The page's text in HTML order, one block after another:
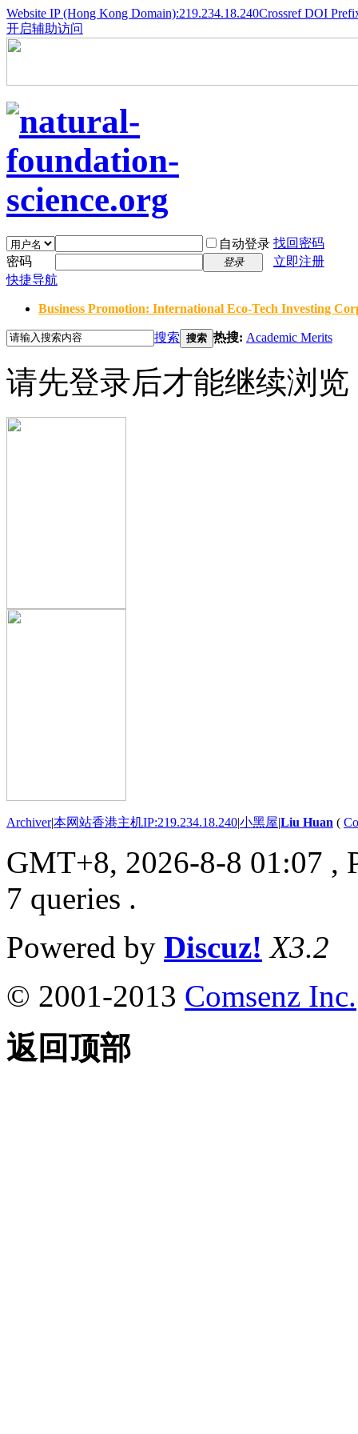
Website IP (Hong Kong Domain):219.234.18.240Crossref DOI
开启辅助访问
自动登录 找回密码
密码
登录
立即注册
快捷导航
Business Promotion: International Eco-Tech Investing
搜索 搜索 热搜: Academic Merits
请先登录后才能继续浏览
Archiver|本网站香港主机IP:219.234.18.240|小黑屋|Liu Huan (
GMT+8, 2026-8-8 01:07 ,
7 queries .
Powered by Discuz! X3.2
© 2001-2013 Comsenz Inc.
返回顶部